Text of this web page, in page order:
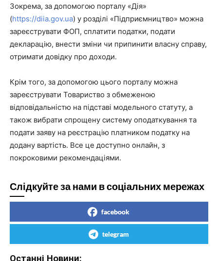
Зокрема, за допомогою порталу «Дія»
(https://diia.gov.ua) у розділі «Підприємництво» можна
зареєструвати ФОП, сплатити податки, подати
декларацію, внести зміни чи припинити власну справу,
отримати довідку про доходи.
Крім того, за допомогою цього порталу можна
зареєструвати Товариство з обмеженою
відповідальністю на підставі модельного статуту, а
також вибрати спрощену систему оподаткування та
подати заяву на реєстрацію платником податку на
додану вартість. Все це доступно онлайн, з
покроковими рекомендаціями.
Слідкуйте за нами в соціальних мережах
facebook
telegram
Останні Новини: